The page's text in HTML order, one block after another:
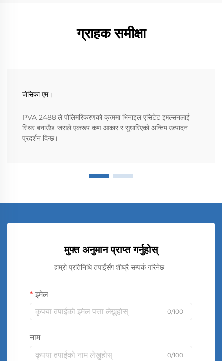
ग्राहक समीक्षा
जेसिका एम।
PVA 2488 ले पोलिमरिकरणको क्रममा भिनाइल एसिटेट इमल्सनलाई
स्थिर बनाउँछ, जसले एकरूप कण आकार र सुधारिएको अन्तिम उत्पादन
प्रदर्शन दिन्छ।
मुफ्त अनुमान प्राप्त गर्नुहोस्
हाम्रो प्रतिनिधि तपाईंसँग शीघ्रै सम्पर्क गरिनेछ।
इमेल
0/100
नाम
0/100